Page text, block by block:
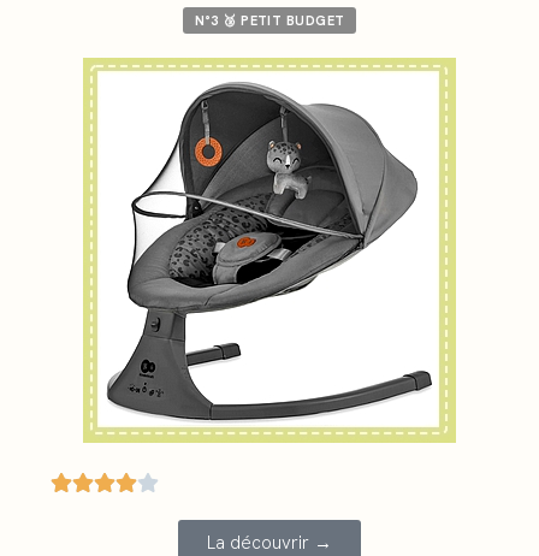
N°3 🥉 PETIT BUDGET
La découvrir →